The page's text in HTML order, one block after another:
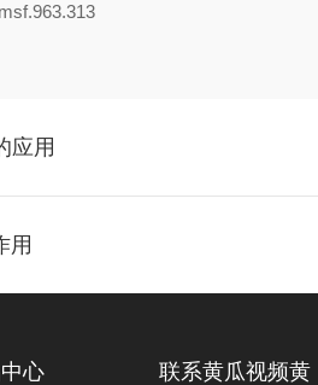
应用
用
心
联系黄瓜视频黄